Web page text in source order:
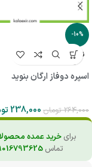
-10%
ناموجو
د
اسپره دوفاز ارگان بنوید
264,000 تومان 238,000
برای خرید عمده
تماس